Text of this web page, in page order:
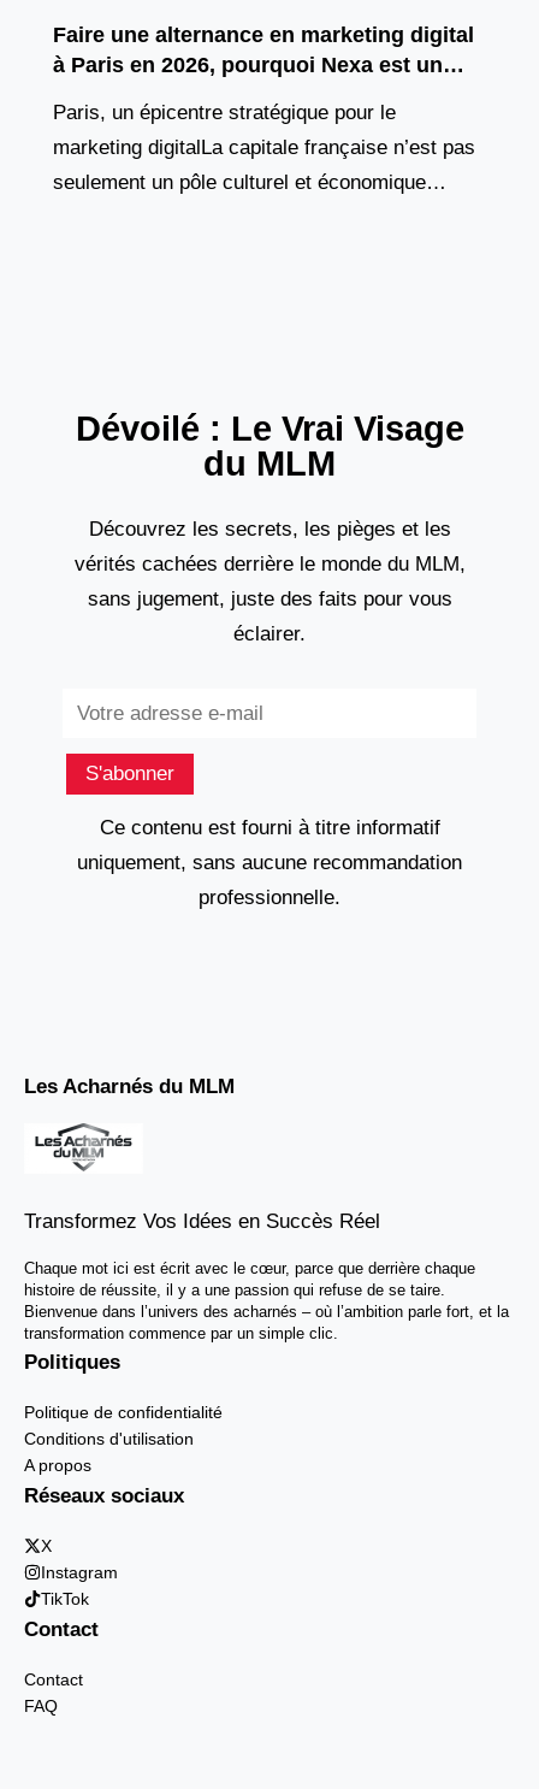
Faire une alternance en marketing digital
à Paris en 2026, pourquoi Nexa est un
Paris, un épicentre stratégique pour le
marketing digitalLa capitale française n’est pas
seulement un pôle culturel et économique
Dévoilé : Le Vrai Visage
du MLM
Découvrez les secrets, les pièges et les
vérités cachées derrière le monde du MLM,
sans jugement, juste des faits pour vous
éclairer.
S'abonner
Ce contenu est fourni à titre informatif
uniquement, sans aucune recommandation
professionnelle.
Les Acharnés du MLM
Transformez Vos Idées en Succès Réel
Chaque mot ici est écrit avec le cœur, parce que derrière chaque
histoire de réussite, il y a une passion qui refuse de se taire.
Bienvenue dans l’univers des acharnés – où l’ambition parle fort, et la
transformation commence par un simple clic.
Politiques
Politique de confidentialité
Conditions d'utilisation
A propos
Réseaux sociaux
X
Instagram
TikTok
Contact
Contact
FAQ